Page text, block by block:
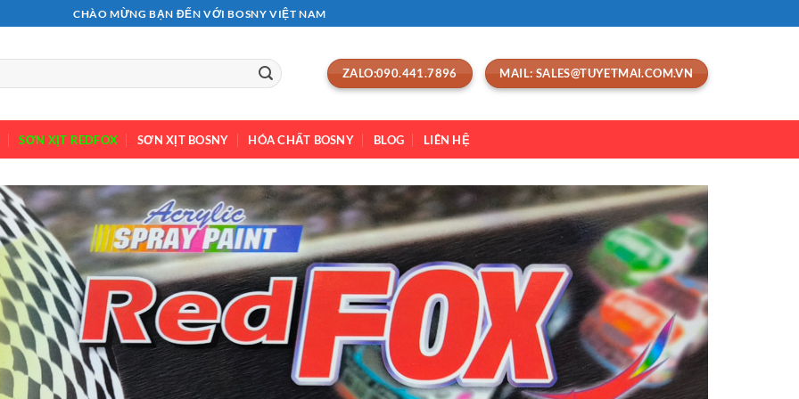
CHÀO MỪNG BẠN ĐẾN VỚI BOSNY VIỆT NAM
ZALO:090.441.7896 MAIL: SALES@TUYETMAI.COM.VN
SƠN XỊT REDFOX SƠN XỊT BOSNY HÓA CHẤT BOSNY BLOG LIÊN HỆ